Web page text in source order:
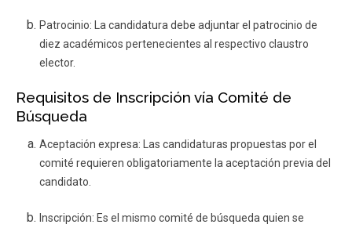
Patrocinio: La candidatura debe adjuntar el patrocinio de
diez académicos pertenecientes al respectivo claustro
elector.
Requisitos de Inscripción vía Comité de
Búsqueda
Aceptación expresa: Las candidaturas propuestas por el
comité requieren obligatoriamente la aceptación previa del
candidato.
Inscripción: Es el mismo comité de búsqueda quien se